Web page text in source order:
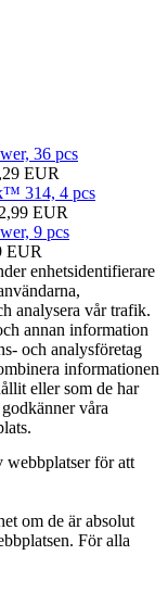
EUR
2,99 EUR
EUR
enhetsidentifierare
analysera vår trafik.
annan information
och analysföretag
informationen
eller som de har
våra
webbplatser för att
om de är absolut
För alla